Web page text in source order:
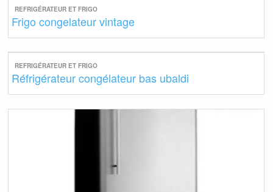
REFRIGÉRATEUR ET FRIGO
Frigo congelateur vintage
REFRIGÉRATEUR ET FRIGO
Réfrigérateur congélateur bas ubaldi